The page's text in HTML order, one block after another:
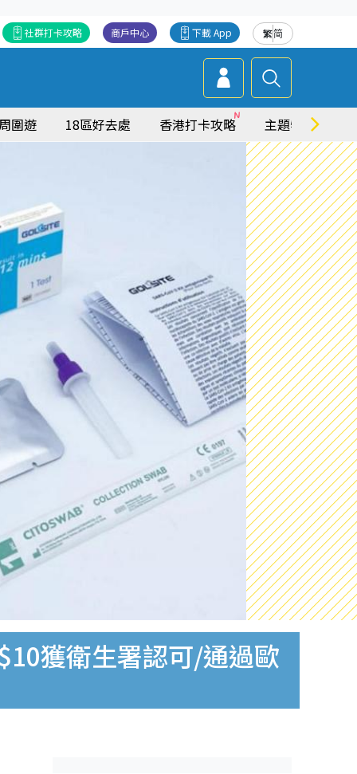
繁简
下載 App
商戶中心
社群打卡攻略
圍遊 18區好去處 香港打卡攻略 主題特集
獲衛生署認可/通過歐